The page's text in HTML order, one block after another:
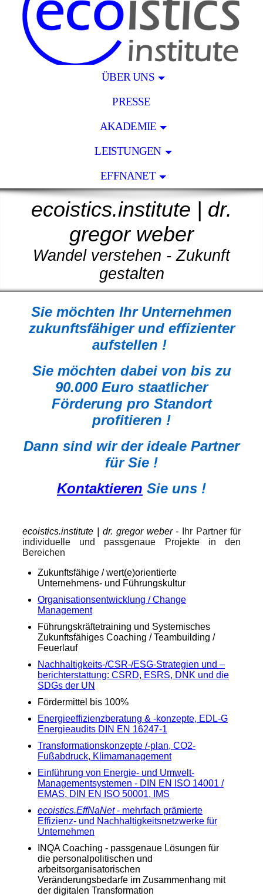
ÜBER UNS
PRESSE
AKADEMIE
LEISTUNGEN
EFFNANET
ecoistics.institute
dr.
gregor weber
Wandel verstehen - Zukunft
gestalten
Sie möchten Ihr Unternehmen
zukunftsfähiger und effizienter
aufstellen !
Sie möchten dabei von bis zu
90.000 Euro staatlicher
Förderung pro Standort
profitieren !
Dann sind wir der ideale Partner
für Sie !
Kontaktieren Sie uns !
ecoistics.institute | dr. gregor weber -
Ihr Partner für
individuelle und passgenaue Projekte in den
Bereichen
Zukunftsfähige / wert(e)orientierte
Unternehmens- und Führungskultur
Organisationsentwicklung / Change
Management
Führungskräftetraining und Systemisches
Zukunftsfähiges Coaching / Teambuilding /
Feuerlauf
Nachhaltigkeits-/CSR-/ESG-Strategien und –
berichterstattung: CSRD, ESRS, DNK und die
SDGs der UN
Fördermittel bis 100%
Energieeffizienzberatung & -konzepte, EDL-G
Energieaudits DIN EN 16247-1
Transformationskonzepte /-plan, CO2-
Fußabdruck, Klimamanagement
Einführung von Energie- und Umwelt-
Managementsystemen - DIN EN ISO 14001 /
EMAS, DIN EN ISO 50001, IMS
ecoistics.EffNaNet- mehrfach prämierte
Effizienz- und Nachhaltigkeitsnetzwerke für
Unternehmen
INQA Coaching - passgenaue Lösungen für
die personalpolitischen und
arbeitsorganisatorischen
Veränderungsbedarfe im Zusammenhang mit
der digitalen Transformation